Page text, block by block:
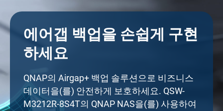
에어갭 백업을 손쉽게 구현
하세요
QNAP의 Airgap+ 백업 솔루션으로 비즈니스
데이터을(를) 안전하게 보호하세요. QSW-
M3212R-8S4T의 QNAP NAS을(를) 사용하여